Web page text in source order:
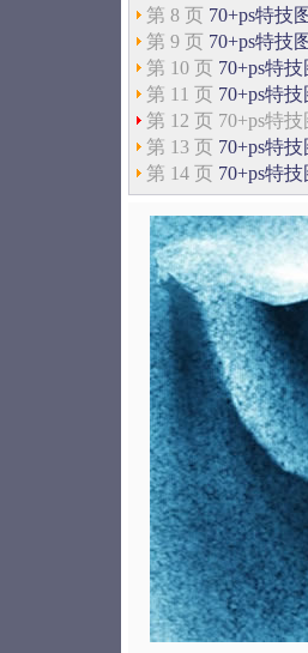
第 8 页 70+ps特技
第 9 页 70+ps特技
第 10 页 70+ps特
第 11 页 70+ps特
第 12 页 70+ps特
第 13 页 70+ps特
第 14 页 70+ps特